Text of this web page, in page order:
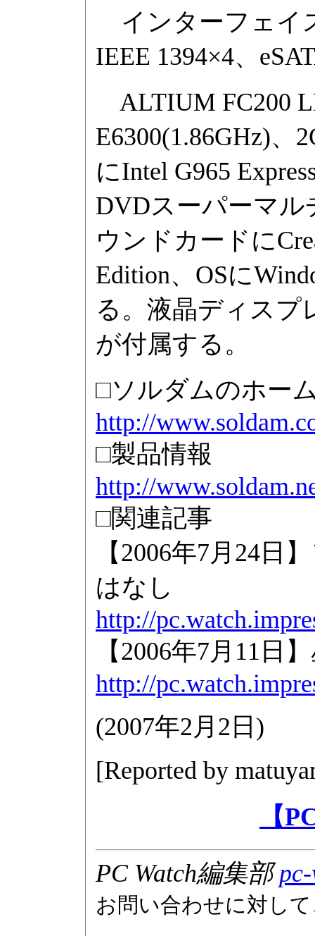
インターフェイ
IEEE 1394×4、
ALTIUM FC200
E6300(1.86GHz)、
にIntel G965
DVDスーパーマル
ウンドカードに
Edition、OSに
る。液晶ディスプ
が付属する。
□ソルダムのホー
http://
□製品情報
http://
□関連記事
【2006年7月24日
はなし
http://
【2006年7月11日
http://
(2007年2月2日 )
[Reported by
【
PC Watch編集部
お問い合わせに対し